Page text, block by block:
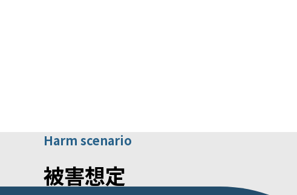
Harm scenario
被害想定